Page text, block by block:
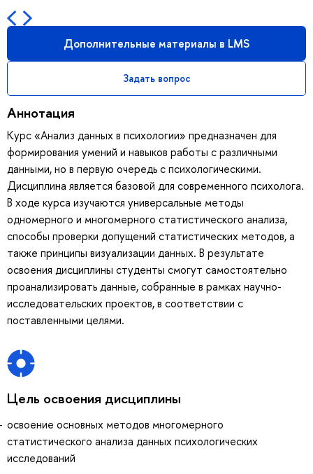
Дополнительные материалы в LMS
Задать вопрос
Аннотация
Курс «Анализ данных в психологии» предназначен для
формирования умений и навыков работы с различными
данными, но в первую очередь с психологическими.
Дисциплина является базовой для современного психолога.
В ходе курса изучаются универсальные методы
одномерного и многомерного статистического анализа,
способы проверки допущений статистических методов, а
также принципы визуализации данных. В результате
освоения дисциплины студенты смогут самостоятельно
проанализировать данные, собранные в рамках научно-
исследовательских проектов, в соответствии с
поставленными целями.
Цель освоения дисциплины
освоение основных методов многомерного
статистического анализа данных психологических
исследований